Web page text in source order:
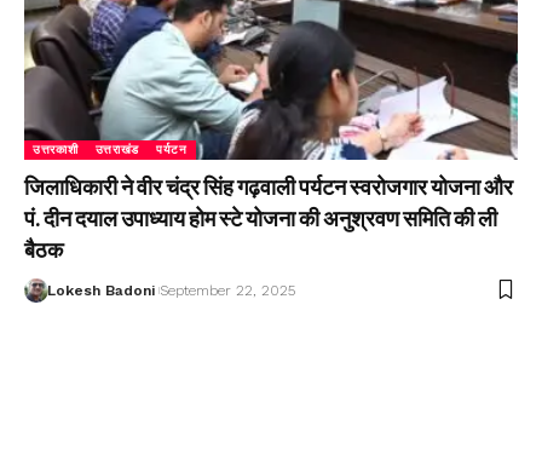
उत्तरकाशी उत्तराखंड पर्यटन
जिलाधिकारी ने वीर चंद्र सिंह गढ़वाली पर्यटन स्वरोजगार योजना और
पं. दीन दयाल उपाध्याय होम स्टे योजना की अनुश्रवण समिति की ली
बैठक
Lokesh Badoni September 22, 2025